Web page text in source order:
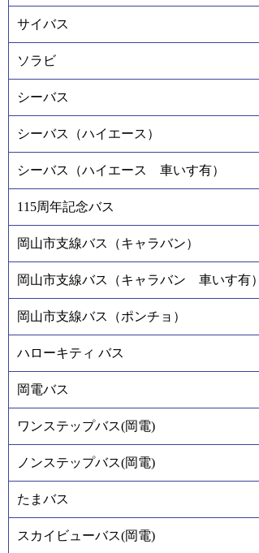
サイバス
ソラビ
シーバス
シーバス（ハイエース）
シーバス（ハイエース 車いす有）
115周年記念バス
岡山市支線バス（キャラバン）
岡山市支線バス（キャラバン 車いす有）
岡山市支線バス（ポンチョ）
ハローキティ バス
岡電バス
ワンステップバス(岡電)
ノンステップバス(岡電)
たまバス
スカイビューバス(岡電)